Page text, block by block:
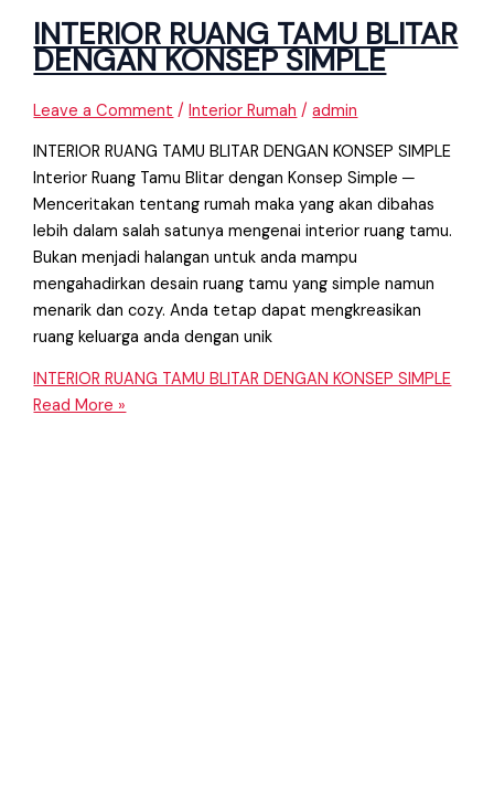
INTERIOR RUANG TAMU BLITAR
DENGAN KONSEP SIMPLE
Leave a Comment /Interior Rumah /admin
INTERIOR RUANG TAMU BLITAR DENGAN KONSEP SIMPLE
Interior Ruang Tamu Blitar dengan Konsep Simple ─
Menceritakan tentang rumah maka yang akan dibahas
lebih dalam salah satunya mengenai interior ruang tamu.
Bukan menjadi halangan untuk anda mampu
mengahadirkan desain ruang tamu yang simple namun
menarik dan cozy. Anda tetap dapat mengkreasikan
ruang keluarga anda dengan unik
INTERIOR RUANG TAMU BLITAR DENGAN KONSEP SIMPLE
Read More »